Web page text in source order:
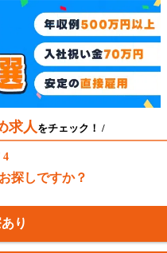
求人をチェック！ /
4
探しですか？
り